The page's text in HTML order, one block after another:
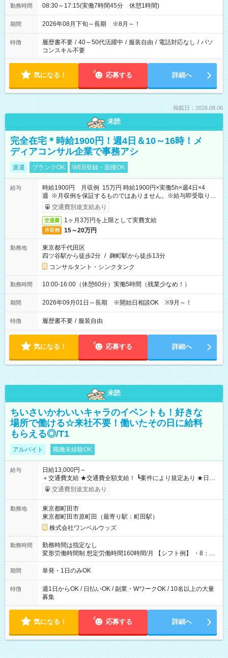
勤務時間 08:30～17:15(実働7時間45分 休憩1時間)
期間 2026年08月下旬～長期 ※8月～！
特徴 履歴書不要 / 40～50代活躍中 / 服装自由 / 電話対応なし / パソ
コンスキル不要
気になる！ 応募する 詳細へ
掲載日：2026.08.06
未読
完全在宅＊時給1900円！週4日＆10～16時！メ
ディアコンサル企業で事務アシ
派遣 ブランクOK WEB登録・面接OK
給与
時給1900円 月収例 15万円 時給1900円×実働5h×週4日×4
週 ※月収例を保証するものではありません。※給与即受取りサ
ービス利用可（利用条件有）
交通費別途支給あり
交通費 1ヶ月3万円を上限として実費支給
月収例 15～20万円
勤務地
東京都千代田区
四ツ谷駅から徒歩2分 / 麹町駅から徒歩13分
コンサルタント・シンクタンク
勤務時間 10:00-16:00（休憩60分）実働5時間（残業少なめ！）
期間 2026年09月01日～長期 ※開始日相談OK ※9月～！
特徴 履歴書不要 / 服装自由
気になる！ 応募する 詳細へ
未読
ちいさいかわいいキャラのイベントも！好きな
場所で働ける☆来社不要！働いたその日に給料
もらえる◎/T1
アルバイト 職種未経験OK
給与
日給13,000円～
＋交通費支給 ★交通費全額支給！ ┗案件により規定あり ★日払
いOK！（規定あり） ┗働いたその日に現金GET♪ お仕事後はコ
ンビニATMから 日払い分を引き落とせます！ 【試用期間】試
交通費別途支給あり
勤務地
東京都町田市
東京都町田市原町田（最寄り駅：町田駅）
株式会社ワンベルウッズ
勤務時間
勤務時間は指定なし
変形労働時間制 想定労働時間160時間/月 【シフト例】 ・8：00
～21：00
期間 単発・1日のみOK
特徴
週1日からOK / 日払いOK / 副業・WワークOK / 10名以上の大量
募集
気になる！ 応募する 詳細へ